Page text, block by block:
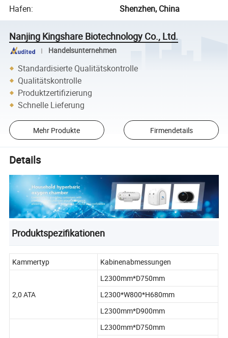
Hafen: Shenzhen, China
Nanjing Kingshare Biotechnology Co., Ltd.
Handelsunternehmen
Standardisierte Qualitätskontrolle
Qualitätskontrolle
Produktzertifizierung
Schnelle Lieferung
Mehr Produkte Firmendetails
Details
Produktspezifikationen
Kammertyp Kabinenabmessungen
2,0 ATA
L2300mm*D750mm
L2300*W800*H680mm
L2300mm*D900mm
L2300mm*D750mm